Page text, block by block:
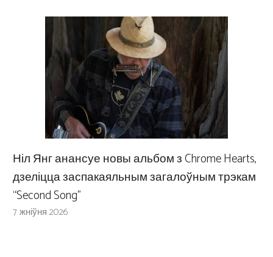
Ніл Янг анансуе новы альбом з Chrome Hearts,
дзеліцца заспакаяльным загалоўным трэкам
“Second Song”
7 жніўня 2026